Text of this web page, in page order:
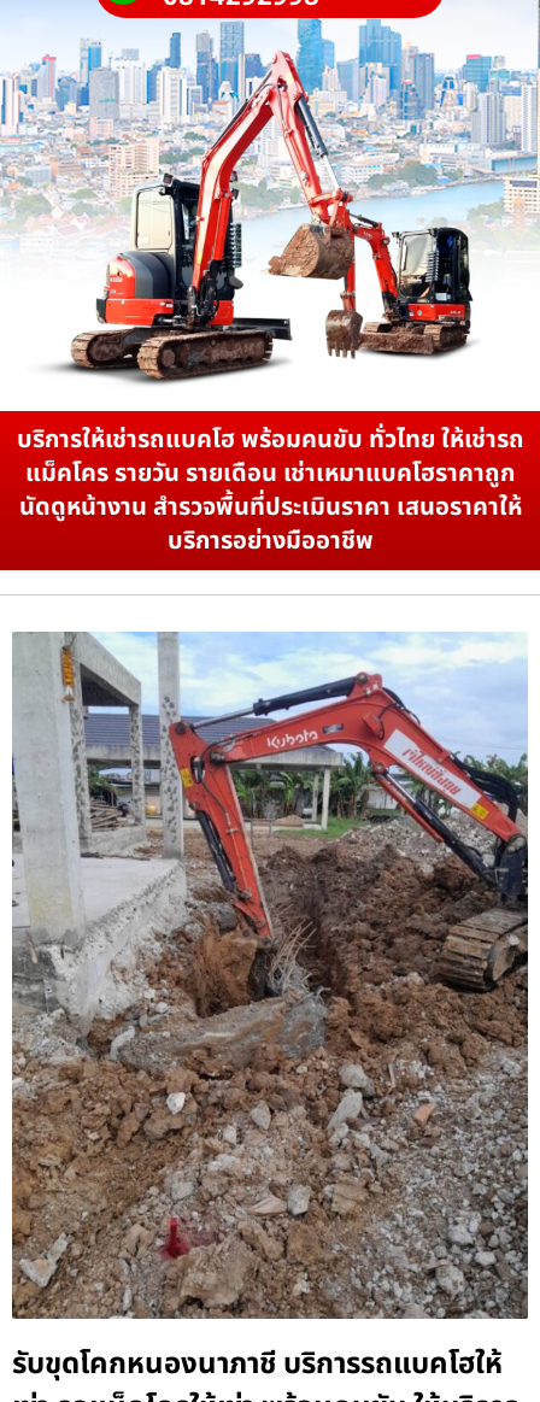
บริการให้เช่ารถแบคโฮ พร้อมคนขับ ทั่วไทย ให้เช่ารถ
แม็คโคร รายวัน รายเดือน เช่าเหมาแบคโฮราคาถูก
นัดดูหน้างาน สำรวจพื้นที่ประเมินราคา เสนอราคาให้
บริการอย่างมืออาชีพ
รับขุดโคกหนองนาภาชี บริการรถแบคโฮให้